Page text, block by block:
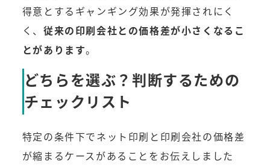
得意とするギャンギング効果が発揮されにく
く、 従来の印刷会社との価格差が小さくなるこ
とがあります。
どちらを選ぶ？判断するための
チェックリスト
特定の条件下でネット印刷と印刷会社の価格差
が縮まるケースがあることをお伝えしました